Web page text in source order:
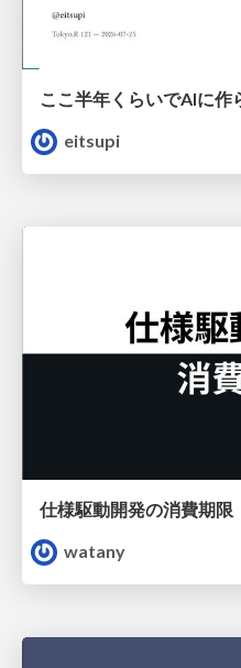
ここ半年くらいでAIに作
eitsupi
仕様駆動開発の消費期限
watany